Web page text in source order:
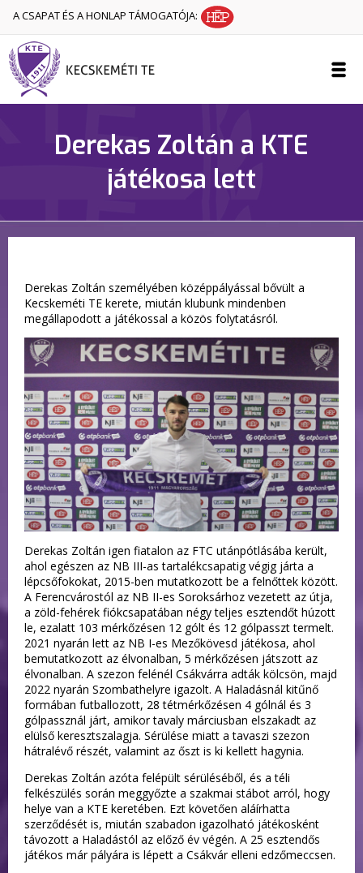
A CSAPAT ÉS A HONLAP TÁMOGATÓJA:
Derekas Zoltán a KTE
játékosa lett
Derekas Zoltán személyében középpályással bővült a
Kecskeméti TE kerete, miután klubunk mindenben
megállapodott a játékossal a közös folytatásról.
Derekas Zoltán igen fiatalon az FTC utánpótlásába került,
ahol egészen az NB III-as tartalékcsapatig végig járta a
lépcsőfokokat, 2015-ben mutatkozott be a felnőttek között.
A Ferencvárostól az NB II-es Soroksárhoz vezetett az útja,
a zöld-fehérek fiókcsapatában négy teljes esztendőt húzott
le, ezalatt 103 mérkőzésen 12 gólt és 12 gólpasszt termelt.
2021 nyarán lett az NB I-es Mezőkövesd játékosa, ahol
bemutatkozott az élvonalban, 5 mérkőzésen játszott az
élvonalban. A szezon felénél Csákvárra adták kölcsön, majd
2022 nyarán Szombathelyre igazolt. A Haladásnál kitűnő
formában futballozott, 28 tétmérkőzésen 4 gólnál és 3
gólpassznál járt, amikor tavaly márciusban elszakadt az
elülső keresztszalagja. Sérülése miatt a tavaszi szezon
hátralévő részét, valamint az őszt is ki kellett hagynia.
Derekas Zoltán azóta felépült sérüléséből, és a téli
felkészülés során meggyőzte a szakmai stábot arról, hogy
helye van a KTE keretében. Ezt követően aláírhatta
szerződését is, miután szabadon igazolható játékosként
távozott a Haladástól az előző év végén. A 25 esztendős
játékos már pályára is lépett a Csákvár elleni edzőmeccsen.